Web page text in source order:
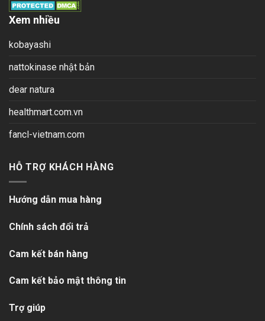
Xem nhiều
kobayashi
nattokinase nhật bản
dear natura
healthmart.com.vn
fancl-vietnam.com
HỖ TRỢ KHÁCH HÀNG
Hướng dẫn mua hàng
Chính sách đổi trả
Cam kết bán hàng
Cam kết bảo mật thông tin
Trợ giúp